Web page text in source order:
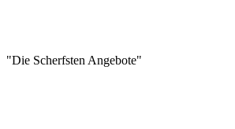
"Die Scherfsten Angebote"